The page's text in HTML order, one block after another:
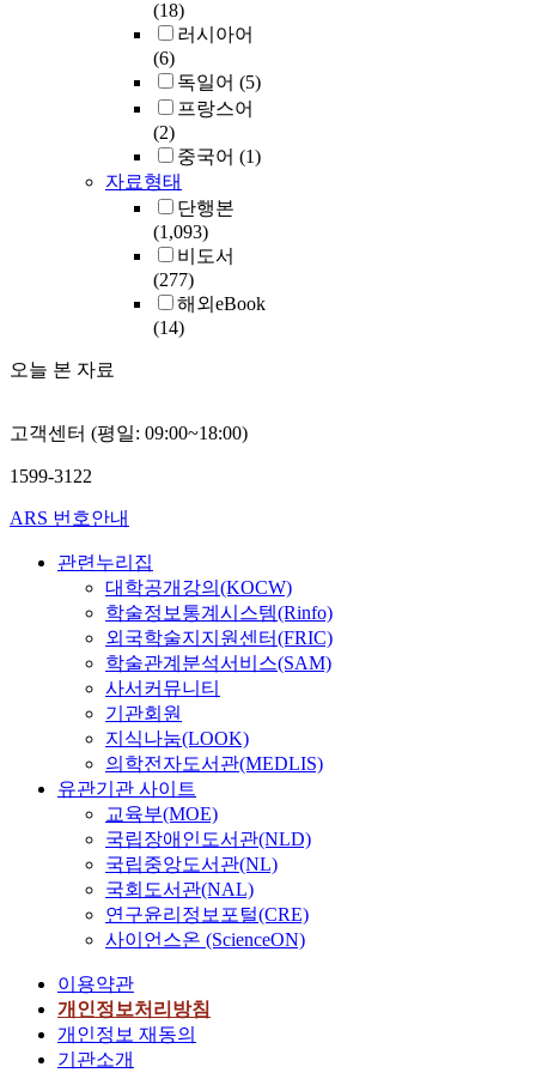
(18)
러시아어
(6)
독일어 (5)
프랑스어
(2)
중국어 (1)
자료형태
단행본
(1,093)
비도서
(277)
해외eBook
(14)
오늘 본 자료
고객센터 (평일: 09:00~18:00)
1599-3122
ARS 번호안내
관련누리집
대학공개강의(KOCW)
학술정보통계시스템(Rinfo)
외국학술지지원센터(FRIC)
학술관계분석서비스(SAM)
사서커뮤니티
기관회원
지식나눔(LOOK)
의학전자도서관(MEDLIS)
유관기관 사이트
교육부(MOE)
국립장애인도서관(NLD)
국립중앙도서관(NL)
국회도서관(NAL)
연구윤리정보포털(CRE)
사이언스온 (ScienceON)
이용약관
개인정보처리방침
개인정보 재동의
기관소개